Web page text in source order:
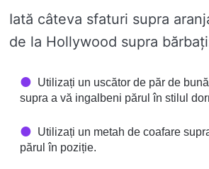
Iată câteva sfaturi supra
de la Hollywood supra
Utilizați un uscător de păr de
supra a vă ingalbeni părul în stilul
Utilizați un metah de coafare
părul în poziție.